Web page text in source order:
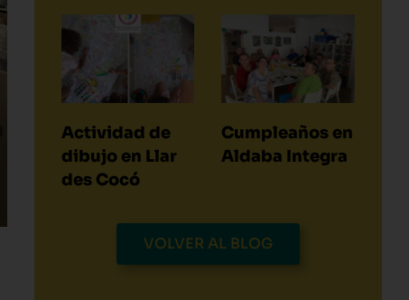
Actividad de
dibujo en Llar
des Cocó
Cumpleaños en
Aldaba Integra
VOLVER AL BLOG